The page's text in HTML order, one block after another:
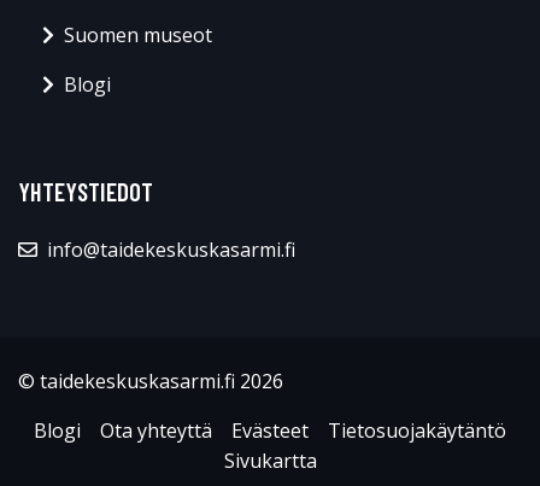
Suomen museot
Blogi
YHTEYSTIEDOT
info@taidekeskuskasarmi.fi
© taidekeskuskasarmi.fi 2026
Blogi
Ota yhteyttä Evästeet
Tietosuojakäytäntö
Sivukartta